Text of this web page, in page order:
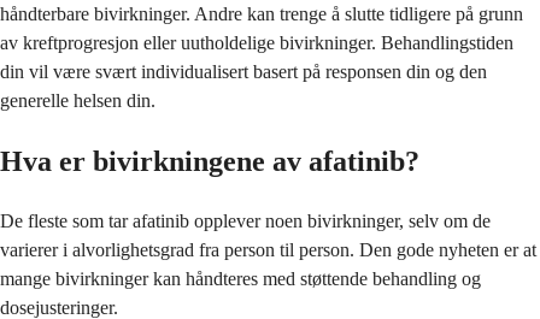
håndterbare bivirkninger. Andre kan trenge å slutte tidligere på grunn
av kreftprogresjon eller uutholdelige bivirkninger. Behandlingstiden
din vil være svært individualisert basert på responsen din og den
generelle helsen din.
Hva er bivirkningene av afatinib?
De fleste som tar afatinib opplever noen bivirkninger, selv om de
varierer i alvorlighetsgrad fra person til person. Den gode nyheten er at
mange bivirkninger kan håndteres med støttende behandling og
dosejusteringer.